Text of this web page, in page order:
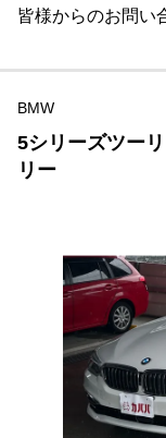
皆様からのお問い
BMW
5シリーズツー
リー